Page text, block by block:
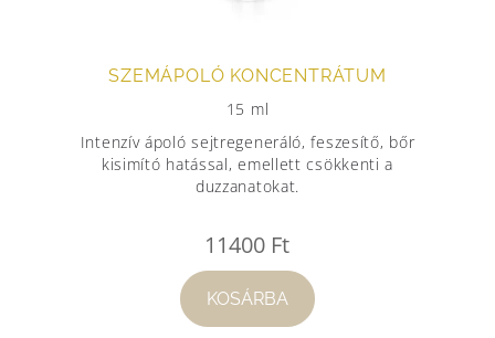
SZEMÁPOLÓ KONCENTRÁTUM
15 ml
Intenzív ápoló sejtregeneráló, feszesítő, bőr
kisimító hatással, emellett csökkenti a
duzzanatokat.
11400 Ft
KOSÁRBA